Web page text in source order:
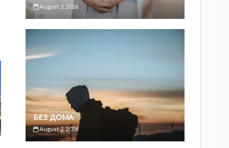
August 2, 2026
БЕЗ ДОМА
August 2, 2026